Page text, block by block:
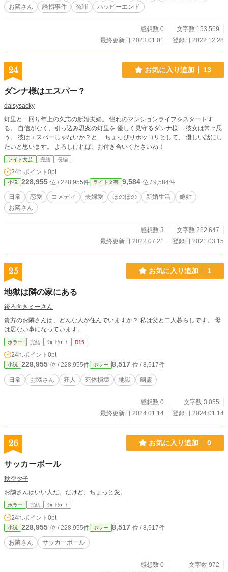
お隣さん
誘拐事件 冤罪 ハッピーエンド
感想数 0
文字数 153,569
最終更新日 2023.01.01
登録日 2022.12.28
24 お気に入り追加 13
ダンナ様はエスパー？
daisysacky
灯里と一回り年上の久志の新婚夫婦。 憧れのマンションライフをスタートす
る。 自信がなく、引っ込み思案の灯里を 優しく見守るダンナ様… 彼女は常々思
う。 彼はエスパーじゃないか？と… ちょっぴりホッコリとして、 優しい話にし
たいと思います。 よろしければ、お付き合いくださいね！
ライト文芸 完結 長編
24h.ポイント 0pt
小説 228,955 位 / 228,955件 ライト文芸 9,584 位 / 9,584件
日常 恋愛 コメディ 夫婦愛 ほのぼの 新婚生活
嫁姑
お隣さん
感想数 3
文字数 282,647
最終更新日 2022.07.21
登録日 2021.03.15
25 お気に入り追加 1
地獄は隣の家にある
後ろ向きミーさん
貴方のお隣さんは、どんな人が住んでいますか？ 私は父と二人暮らしです。 母
は居ない事になっています。
ホラー 完結 ｼｮｰﾄｼｮｰﾄ R15
24h.ポイント 0pt
小説 228,955 位 / 228,955件 ホラー 8,517 位 / 8,517件
日常 お隣さん 狂人 死体損壊 地獄 幽霊
感想数 0
文字数 3,055
最終更新日 2024.01.14
登録日 2024.01.14
26 お気に入り追加 0
サッカーボール
秋空夕子
お隣さんはいい人だ。だけど、ちょっと変。
ホラー 完結 ｼｮｰﾄｼｮｰﾄ
24h.ポイント 0pt
小説 228,955 位 / 228,955件 ホラー 8,517 位 / 8,517件
お隣さん サッカーボール
感想数 0
文字数 972